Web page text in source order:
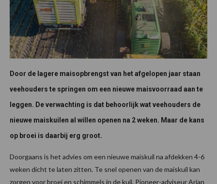
Door de lagere maisopbrengst van het afgelopen jaar staan
veehouders te springen om een nieuwe maisvoorraad aan te
leggen. De verwachting is dat behoorlijk wat veehouders de
nieuwe maiskuilen al willen openen na 2 weken. Maar de kans
op broei is daarbij erg groot.
Doorgaans is het advies om een nieuwe maiskuil na afdekken 4-6
weken dicht te laten zitten. Te snel openen van de maiskuil kan
zorgen voor broei en schimmels in de kuil. Pioneer-adviseur Arjan